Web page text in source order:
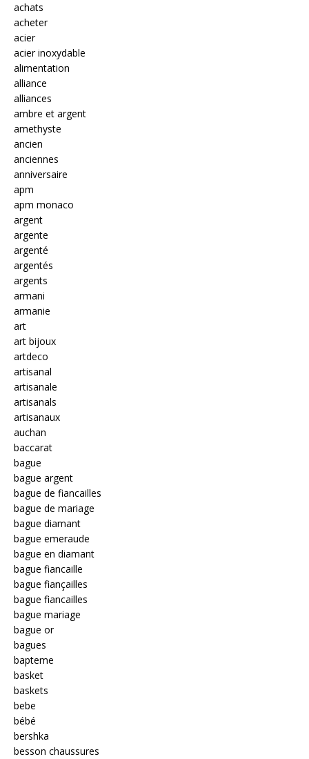
achats
acheter
acier
acier inoxydable
alimentation
alliance
alliances
ambre et argent
amethyste
ancien
anciennes
anniversaire
apm
apm monaco
argent
argente
argenté
argentés
argents
armani
armanie
art
art bijoux
artdeco
artisanal
artisanale
artisanals
artisanaux
auchan
baccarat
bague
bague argent
bague de fiancailles
bague de mariage
bague diamant
bague emeraude
bague en diamant
bague fiancaille
bague fiançailles
bague fiancailles
bague mariage
bague or
bagues
bapteme
basket
baskets
bebe
bébé
bershka
besson chaussures